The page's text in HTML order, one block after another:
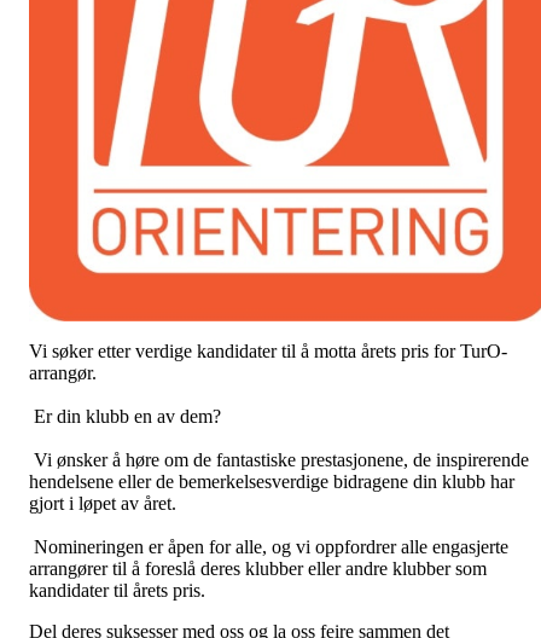
Vi søker etter verdige kandidater til å motta årets pris for TurO-
arrangør.
Er din klubb en av dem?
Vi ønsker å høre om de fantastiske prestasjonene, de inspirerende
hendelsene eller de bemerkelsesverdige bidragene din klubb har
gjort i løpet av året.
Nomineringen er åpen for alle, og vi oppfordrer alle engasjerte
arrangører til å foreslå deres klubber eller andre klubber som
kandidater til årets pris.
Del deres suksesser med oss og la oss feire sammen det